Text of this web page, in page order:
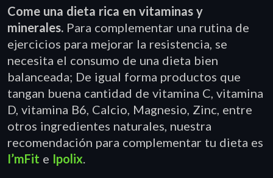
Come una dieta rica en vitaminas y
minerales. Para complementar una rutina de
ejercicios para mejorar la resistencia, se
necesita el consumo de una dieta bien
balanceada; De igual forma productos que
tangan buena cantidad de vitamina C, vitamina
D, vitamina B6, Calcio, Magnesio, Zinc, entre
otros ingredientes naturales, nuestra
recomendación para complementar tu dieta es
I’mFit e Ipolix.